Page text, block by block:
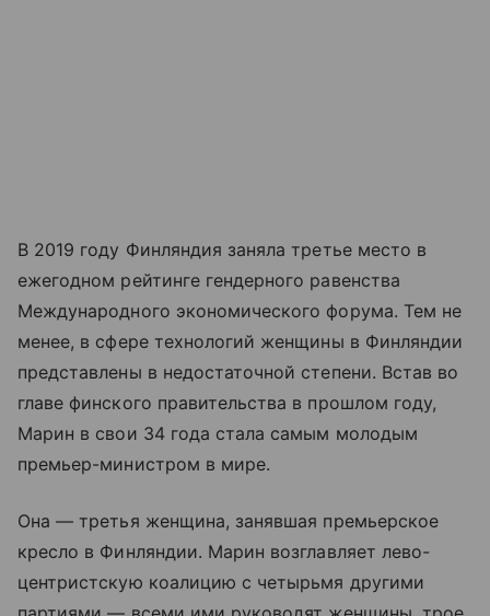
В 2019 году Финляндия заняла третье место в
ежегодном рейтинге гендерного равенства
Международного экономического форума. Тем не
менее, в сфере технологий женщины в Финляндии
представлены в недостаточной степени. Встав во
главе финского правительства в прошлом году,
Марин в свои 34 года стала самым молодым
премьер-министром в мире.
Она — третья женщина, занявшая премьерское
кресло в Финляндии. Марин возглавляет лево-
центристскую коалицию с четырьмя другими